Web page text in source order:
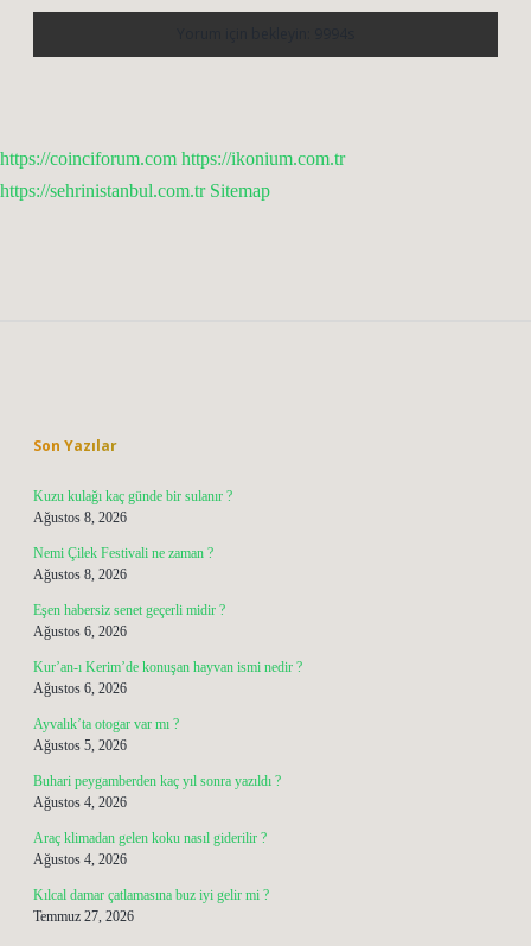
https://coinciforum.com https://ikonium.com.tr
https://sehrinistanbul.com.tr Sitemap
Son Yazılar
Kuzu kulağı kaç günde bir sulanır ?
Ağustos 8, 2026
Nemi Çilek Festivali ne zaman ?
Ağustos 8, 2026
Eşen habersiz senet geçerli midir ?
Ağustos 6, 2026
Kur’an-ı Kerim’de konuşan hayvan ismi nedir ?
Ağustos 6, 2026
Ayvalık’ta otogar var mı ?
Ağustos 5, 2026
Buhari peygamberden kaç yıl sonra yazıldı ?
Ağustos 4, 2026
Araç klimadan gelen koku nasıl giderilir ?
Ağustos 4, 2026
Kılcal damar çatlamasına buz iyi gelir mi ?
Temmuz 27, 2026